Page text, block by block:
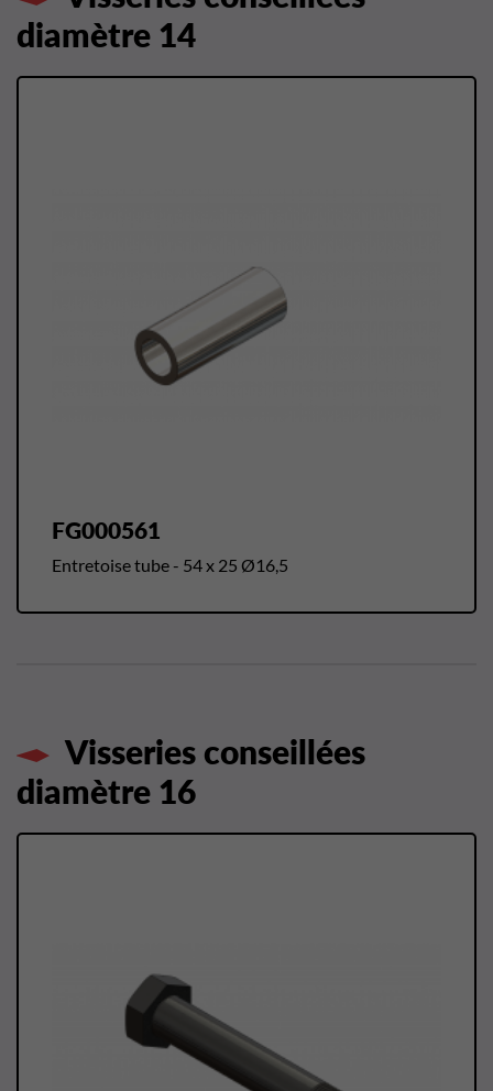
diamètre 14
FG000561
Entretoise tube - 54 x 25 Ø16,5
Visseries conseillées
diamètre 16